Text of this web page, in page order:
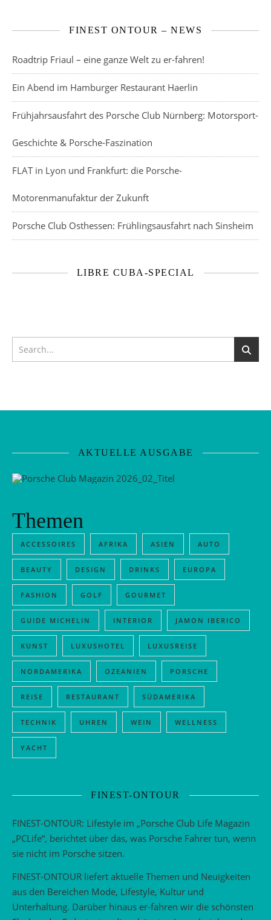
FINEST ONTOUR – NEWS
Roadtrip Friaul – eine ganze Welt zu er-fahren!
Ein Abend im Hamburger Restaurant Haerlin
Frühjahrsausfahrt des Porsche Club Nürnberg: Motorsport-
Geschichte & Porsche-Faszination
FLAT in Lyon und Frankfurt: die Porsche-
Motorenmanufaktur der Zukunft
Porsche Club Osthessen: Frühlingsausfahrt nach Sinsheim
LIBRE CUBA-SPECIAL
AKTUELLE AUSGABE
Themen
ACCESSOIRES AFRIKA ASIEN AUTO
BEAUTY DESIGN DRINKS EUROPA
FASHION GOLF GOURMET
GUIDE MICHELIN INTERIOR JAMON IBERICO
KUNST LUXUSHOTEL LUXUSREISE
NORDAMERIKA OZEANIEN PORSCHE
REISE RESTAURANT SÜDAMERIKA
TECHNIK UHREN WEIN WELLNESS
YACHT
FINEST-ONTOUR
FINEST-ONTOUR: Lifestyle im „Porsche Club Life Magazin
„PCLife“, berichtet über das, was Porsche Fahrer tun, wenn
sie nicht im Porsche sitzen.
FINEST-ONTOUR liefert aktuelle Themen und Neuigkeiten
aus den Bereichen Mode, Lifestyle, Kultur und
Unterhaltung. Darüber hinaus er-fahren wir die schönsten